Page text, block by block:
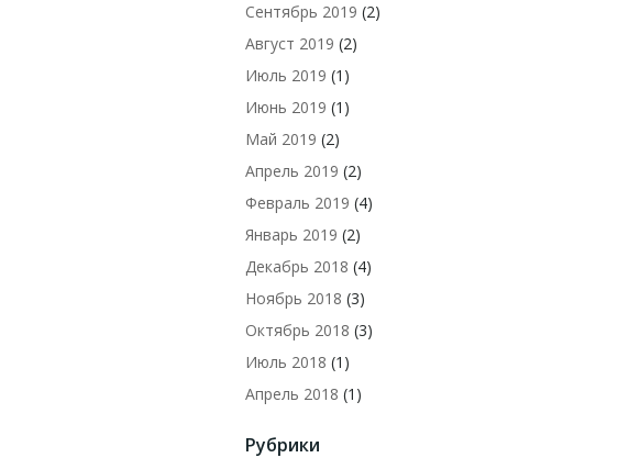
Сентябрь 2019 (2)
Август 2019 (2)
Июль 2019 (1)
Июнь 2019 (1)
Май 2019 (2)
Апрель 2019 (2)
Февраль 2019 (4)
Январь 2019 (2)
Декабрь 2018 (4)
Ноябрь 2018 (3)
Октябрь 2018 (3)
Июль 2018 (1)
Апрель 2018 (1)
Рубрики